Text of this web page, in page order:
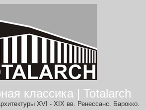
классика | Totalarch
XVI - XIX вв. Ренессанс. Барокко.